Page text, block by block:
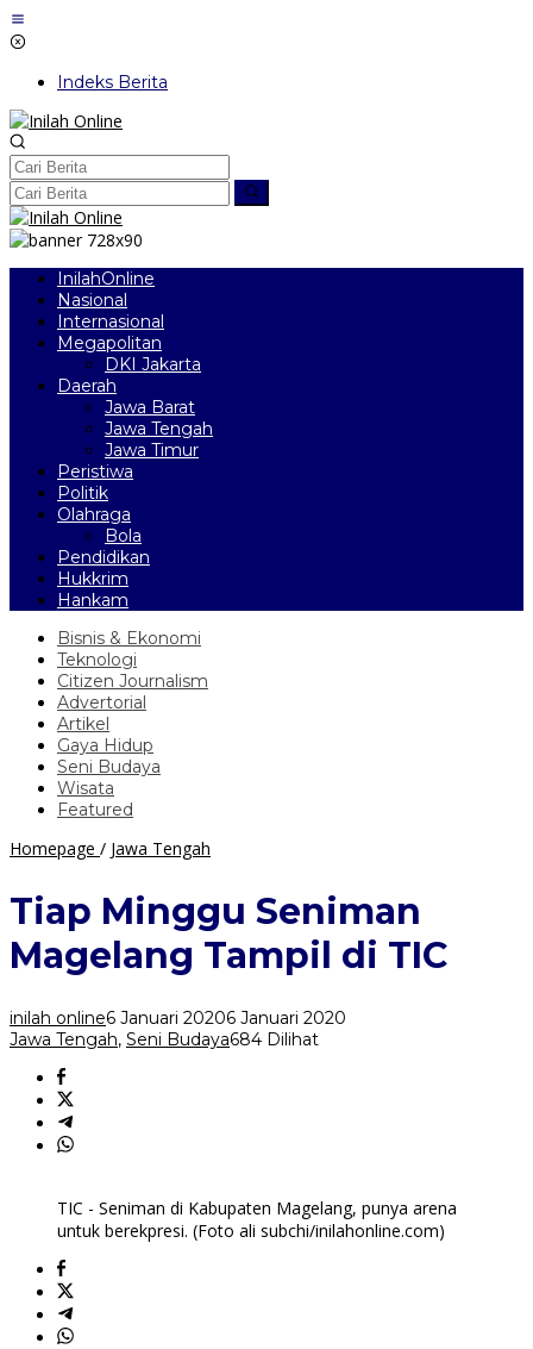
Lewati
ke
Indeks Berita
InilahOnline
Nasional
Internasional
Megapolitan
DKI Jakarta
Daerah
Jawa Barat
Jawa Tengah
Jawa Timur
Peristiwa
Politik
Olahraga
Bola
Pendidikan
Hukkrim
Hankam
Bisnis & Ekonomi
Teknologi
Citizen Journalism
Advertorial
Artikel
Gaya Hidup
Seni Budaya
Wisata
Featured
Homepage / Jawa Tengah
Seniman
Magelang
Tampil
Tiap Minggu Seniman
Magelang Tampil di TIC
inilah online6 Januari 20206 Januari 2020
Jawa Tengah, Seni Budaya684 Dilihat
TIC - Seniman di Kabupaten Magelang, punya arena
untuk berekpresi. (Foto ali subchi/inilahonline.com)